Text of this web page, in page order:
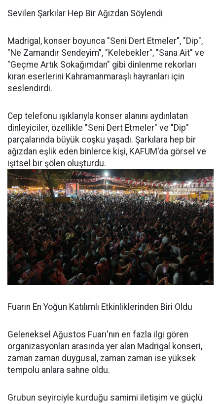
Sevilen Şarkılar Hep Bir Ağızdan Söylendi
Madrigal, konser boyunca "Seni Dert Etmeler", "Dip",
"Ne Zamandır Sendeyim", "Kelebekler", "Sana Ait" ve
"Geçme Artık Sokağımdan" gibi dinlenme rekorları
kıran eserlerini Kahramanmaraşlı hayranları için
seslendirdi.
Cep telefonu ışıklarıyla konser alanını aydınlatan
dinleyiciler, özellikle "Seni Dert Etmeler" ve "Dip"
parçalarında büyük coşku yaşadı. Şarkılara hep bir
ağızdan eşlik eden binlerce kişi, KAFUM'da görsel ve
işitsel bir şölen oluşturdu.
Fuarın En Yoğun Katılımlı Etkinliklerinden Biri Oldu
Geleneksel Ağustos Fuarı'nın en fazla ilgi gören
organizasyonları arasında yer alan Madrigal konseri,
zaman zaman duygusal, zaman zaman ise yüksek
tempolu anlara sahne oldu.
Grubun seyirciyle kurduğu samimi iletişim ve güçlü